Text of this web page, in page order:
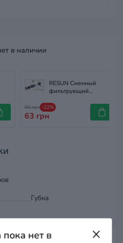
в наличии
RESUN Сменный
фильтрующий
MAGI 1000 губка +
80 грн -22%
63 грн
Губка
пока нет в